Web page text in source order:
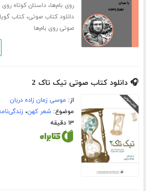
روی بام‌ها،داستان کوتاه روی
دانلود کتاب صوتی،کتاب
صوتی روی بام‌ها
🎧 دانلود کتاب صوتی تیک تاک 2
از: موسی زمان زاده دربان
موضوع:شعر کهن،
۱۳ دقیقه